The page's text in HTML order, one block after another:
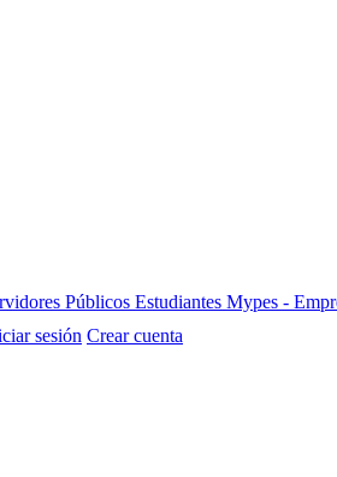
Públicos Estudiantes Mypes -
sesión Crear cuenta